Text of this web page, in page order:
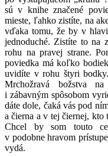
sú v knihe značené
mieste, ľahko zistíte, na
vďaka tomu, že by v
jednoduché. Zistíte to na
rohu na pravej strane.
poviedka má koľko
uvidíte v rohu štyri
Mrchožravá božstva
i zábavným spôsobom
dáte dole, čaká vás pod
a čierna a v tej čiernej, kto
Chcel by som touto
v podobne hravom
vydá.